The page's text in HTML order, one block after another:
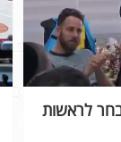
קינן נבחר לראשות